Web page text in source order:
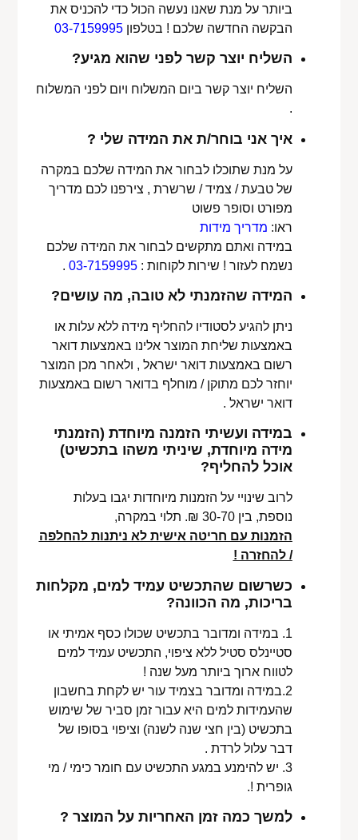
ביותר על מנת שאנו נעשה הכול כדי להכניס את
הבקשה החדשה שלכם ! בטלפון03-7159995
השליח יוצר קשר לפני שהוא מגיע?
השליח יוצר קשר ביום המשלוח ויום לפני המשלוח
.
איך אני בוחר/ת את המידה שלי ?
על מנת שתוכלו לבחור את המידה שלכם במקרה
של טבעת / צמיד / שרשרת , צירפנו לכם מדריך
מפורט וסופר פשוט
ראו: מדריך מידות
במידה ואתם מתקשים לבחור את המידה שלכם
נשמח לעזור ! שירות לקוחות :03-7159995
.
המידה שהזמנתי לא טובה, מה עושים?
ניתן להגיע לסטודיו להחליף מידה ללא עלות או
באמצעות שליחת המוצר אלינו באמצעות דואר
רשום באמצעות דואר ישראל , ולאחר מכן המוצר
יוחזר לכם מתוקן / מוחלף בדואר רשום באמצעות
דואר ישראל .
במידה ועשיתי הזמנה מיוחדת (הזמנתי
מידה מיוחדת, שיניתי משהו בתכשיט)
אוכל להחליף?
לרוב שינויי על הזמנות מיוחדות יגבו בעלות
נוספת, בין 30-70 ₪. תלוי במקרה,
הזמנות עם חריטה אישית לא ניתנות להחלפה
/ להחזרה !
כשרשום שהתכשיט עמיד למים, מקלחות
בריכות, מה הכוונה?
1. במידה ומדובר בתכשיט שכולו כסף אמיתי או
סטיינלס סטיל ללא ציפוי, התכשיט עמיד למים
לטווח ארוך ביותר מעל שנה !
2.במידה ומדובר בצמיד עור יש לקחת בחשבון
שהעמידות למים היא עבור זמן סביר של שימוש
בתכשיט (בין חצי שנה לשנה) וציפוי בסופו של
דבר עלול לרדת .
3. יש להימנע במגע התכשיט עם חומר כימי / מי
גופרית !.
למשך כמה זמן האחריות על המוצר ?